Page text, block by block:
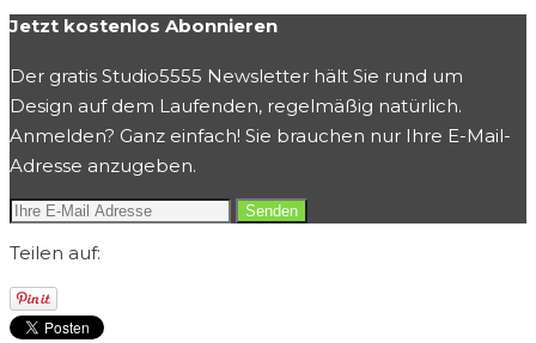
Jetzt kostenlos Abonnieren
Der gratis Studio5555 Newsletter hält Sie rund um
Design auf dem Laufenden, regelmäßig natürlich.
Anmelden? Ganz einfach! Sie brauchen nur Ihre E-Mail-
Adresse anzugeben.
Teilen auf: